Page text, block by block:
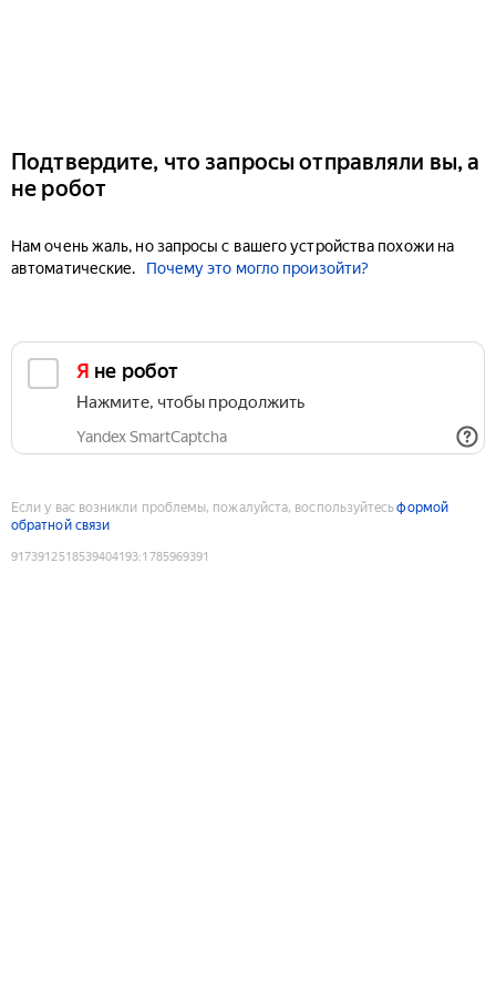
Подтвердите, что запросы отправляли вы, а
не робот
Нам очень жаль, но запросы с вашего устройства похожи на
автоматические.
Почему это могло произойти?
Я не робот
Нажмите, чтобы продолжить
Yandex SmartCaptcha
Если у вас возникли проблемы, пожалуйста, воспользуйтесьформой
обратной связи
9173912518539404193:1785969391